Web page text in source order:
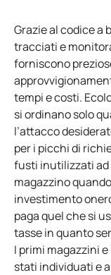
Grazie al codice a
tracciati e
forniscono
tempi e costi.
si ordinano solo
l’attacco
per i picchi di
fusti inutilizzati ad
magazzino
investimento
paga quel che si
tasse in quanto
I primi magazzini
stati individuati e